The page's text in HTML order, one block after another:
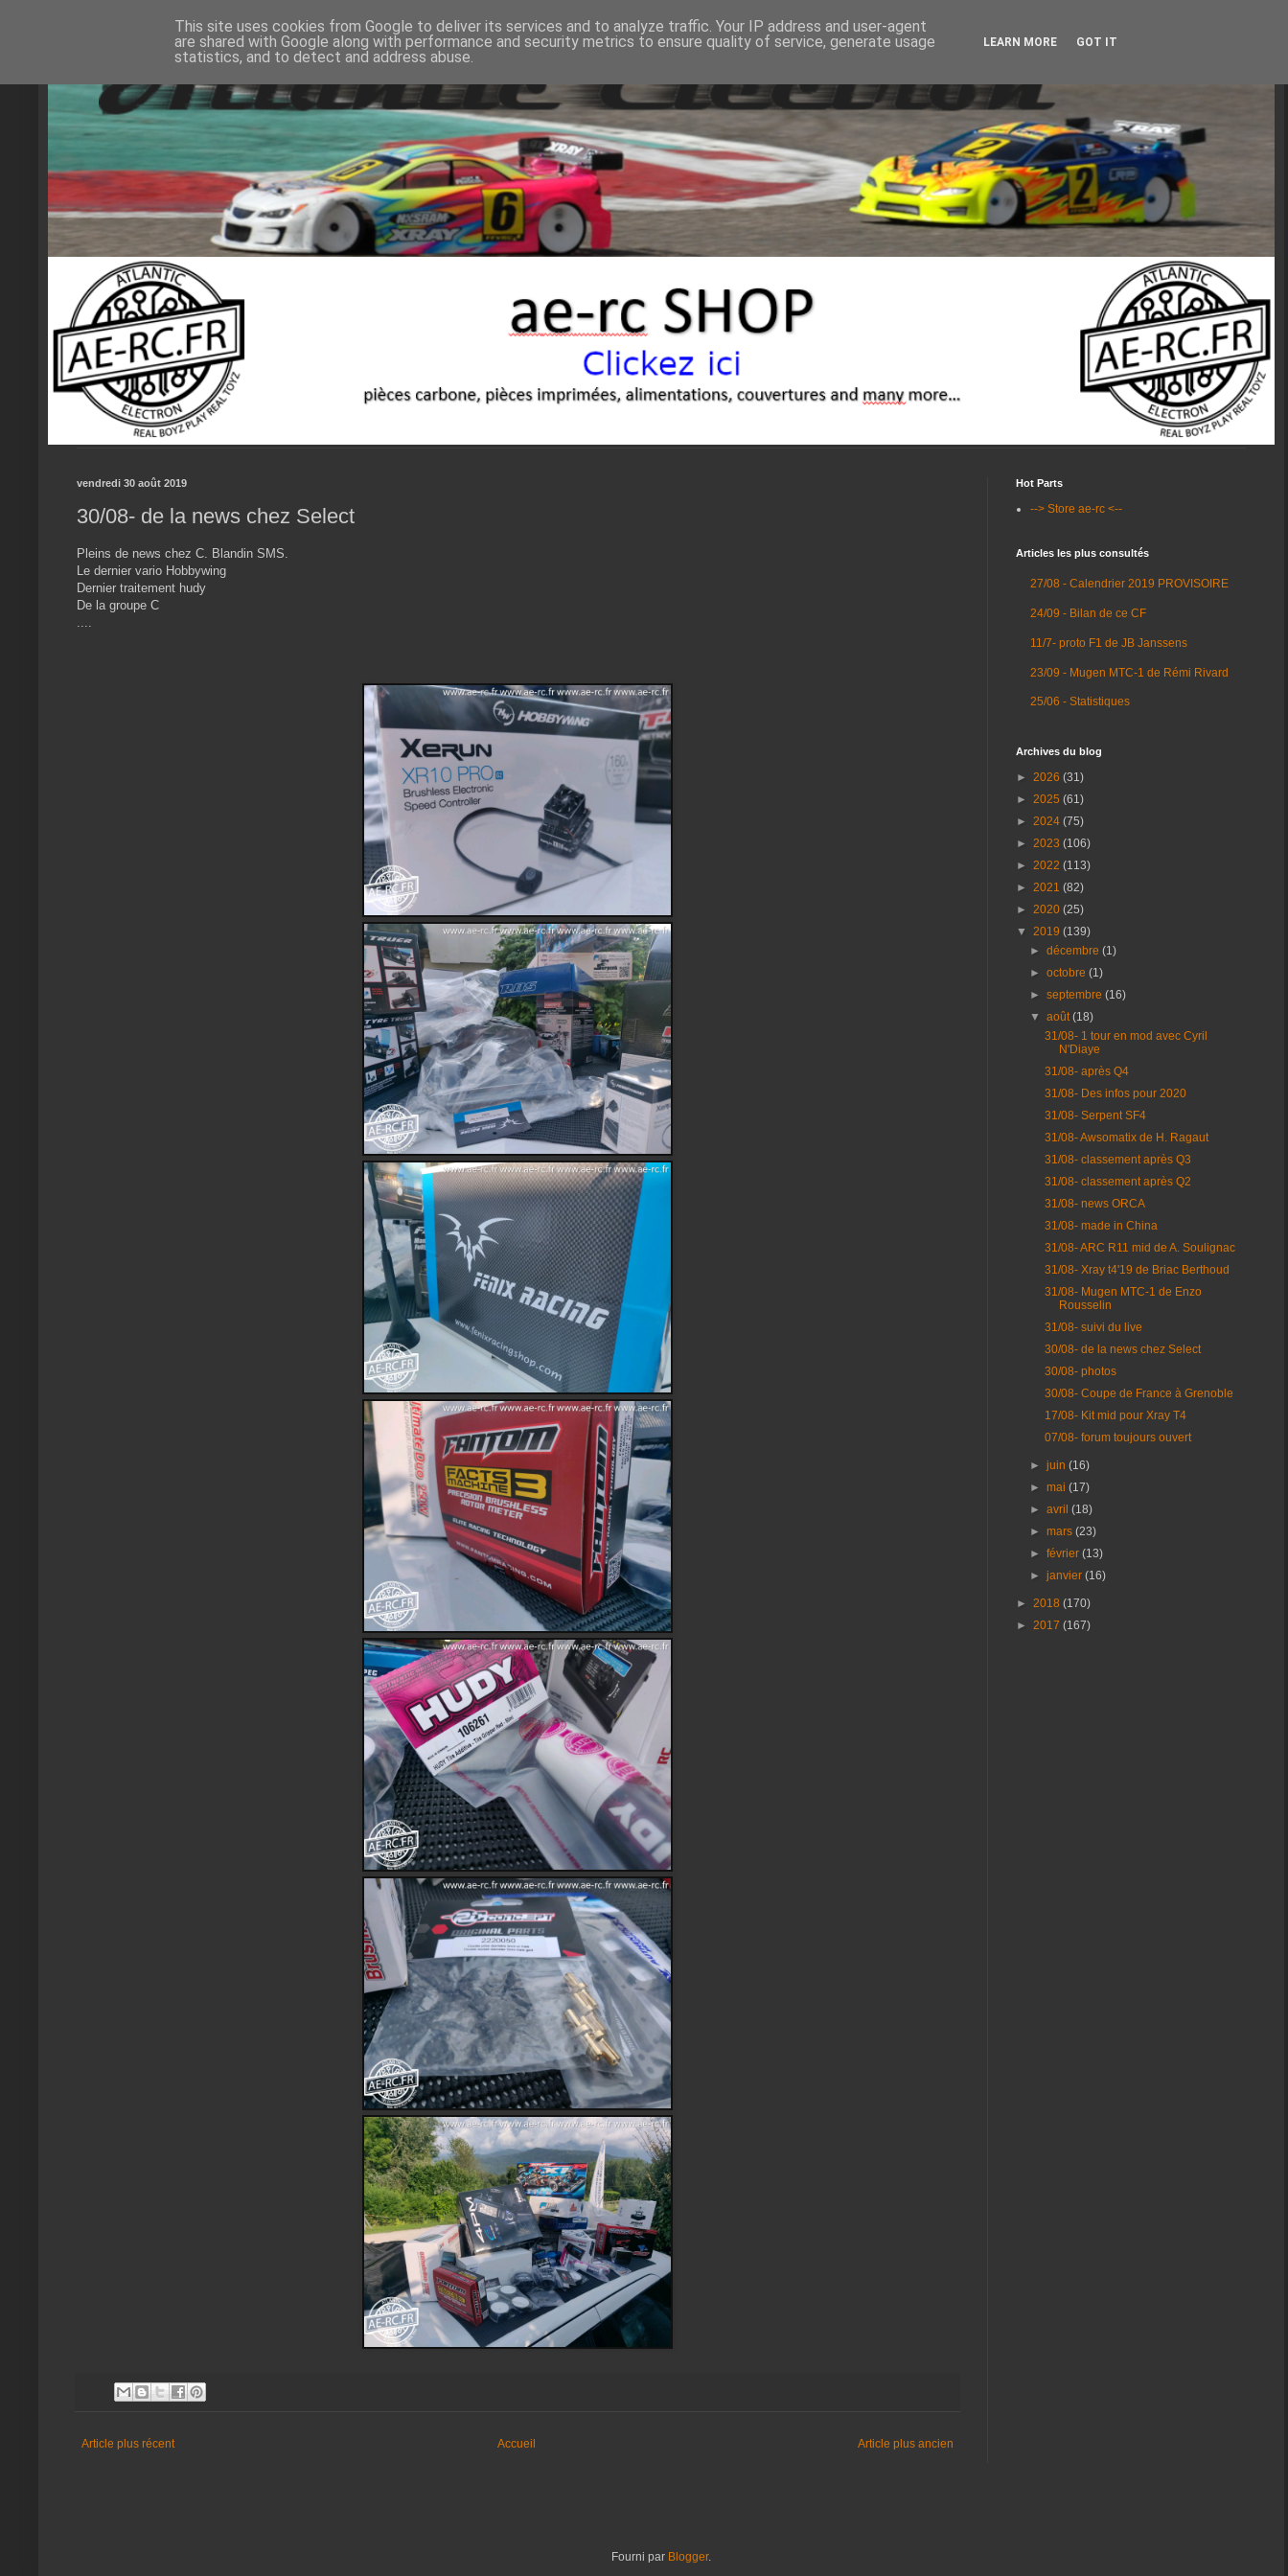
vendredi 30 août 2019
30/08- de la news chez Select
Pleins de news chez C. Blandin SMS.
Le dernier vario Hobbywing
Dernier traitement hudy
De la groupe C
Article plus récent Article plus ancien
Accueil
Hot Parts
--> Store ae-rc <--
Articles les plus consultés
27/08 - Calendrier 2019 PROVISOIRE
24/09 - Bilan de ce CF
11/7- proto F1 de JB Janssens
23/09 - Mugen MTC-1 de Rémi Rivard
25/06 - Statistiques
Archives du blog
► 2026 (31)
► 2025 (61)
► 2024 (75)
► 2023 (106)
► 2022 (113)
► 2021 (82)
► 2020 (25)
▼ 2019 (139)
►décembre(1)
►octobre(1)
►septembre(16)
▼août(18)
31/08- 1 tour en mod avec Cyril
N'Diaye
31/08- après Q4
31/08- Des infos pour 2020
31/08- Serpent SF4
31/08- Awsomatix de H. Ragaut
31/08- classement après Q3
31/08- classement après Q2
31/08- news ORCA
31/08- made in China
31/08- ARC R11 mid de A. Soulignac
31/08- Xray t4'19 de Briac Berthoud
31/08- Mugen MTC-1 de Enzo
Rousselin
31/08- suivi du live
30/08- de la news chez Select
30/08- photos
30/08- Coupe de France à Grenoble
17/08- Kit mid pour Xray T4
07/08- forum toujours ouvert
►juin(16)
►mai(17)
►avril(18)
►mars(23)
►février(13)
►janvier(16)
► 2018 (170)
► 2017 (167)
Fourni par Blogger.
This site uses cookies from Google to deliver its services and to analyze traffic. Your IP address and user-agent
are shared with Google along with performance and security metrics to ensure quality of service, generate usage
statistics, and to detect and address abuse.
LEARN MORE GOT IT